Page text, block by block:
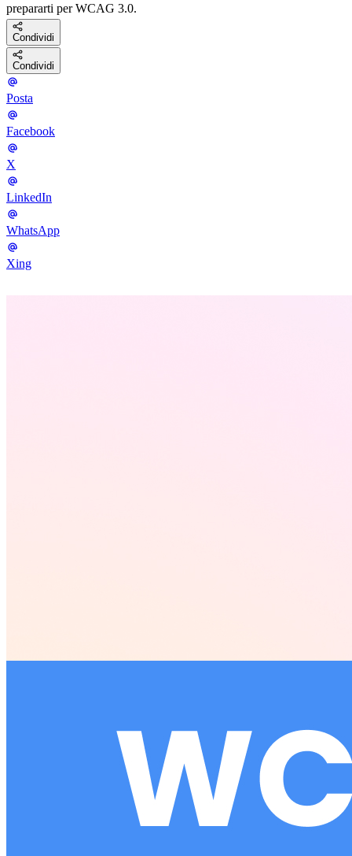
prepararti per WCAG 3.0.
Condividi
Condividi
Posta
Facebook
X
LinkedIn
WhatsApp
Xing